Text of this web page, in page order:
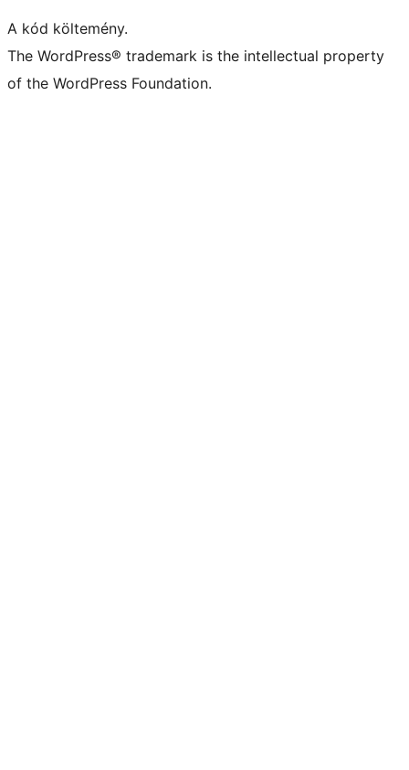
A kód költemény.
The WordPress® trademark is the intellectual property
of the WordPress Foundation.